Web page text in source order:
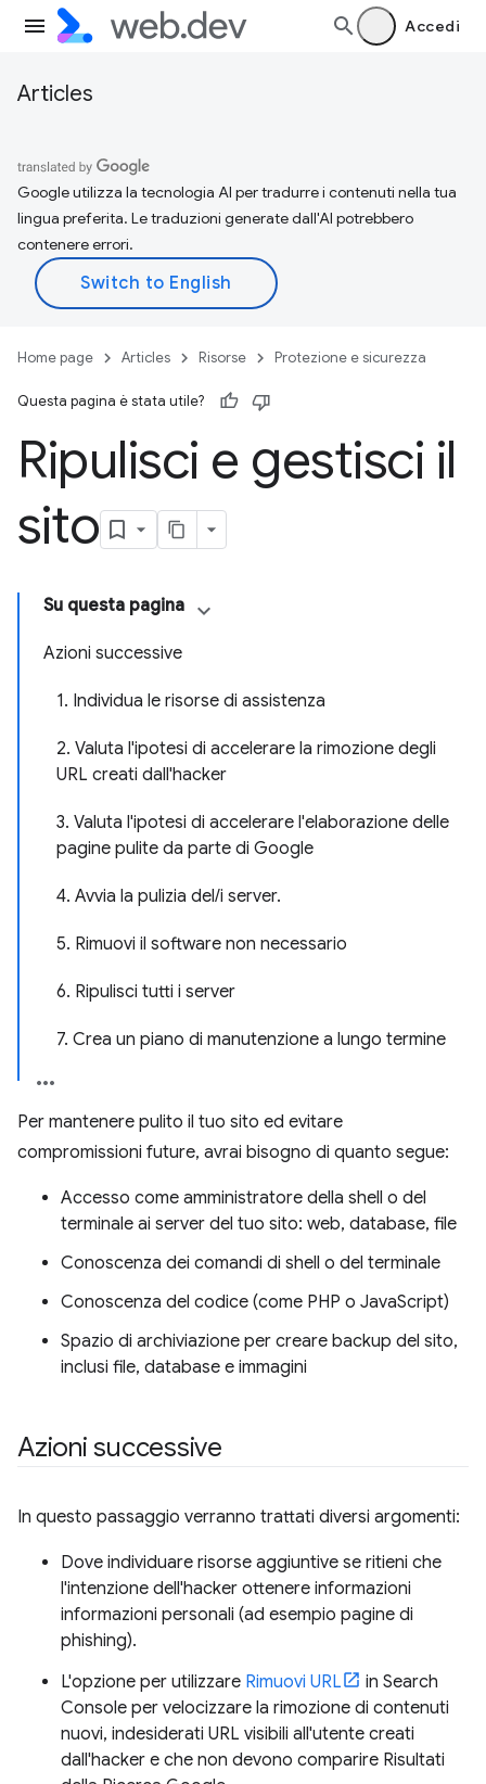
Accedi
Articles
Google utilizza la tecnologia AI per tradurre i contenuti nella tua
lingua preferita. Le traduzioni generate dall'AI potrebbero
contenere errori.
Home page Articles Risorse Protezione e sicurezza
Questa pagina è stata utile?
Ripulisci e gestisci il
sito
Su questa pagina
Azioni successive
1. Individua le risorse di assistenza
2. Valuta l'ipotesi di accelerare la rimozione degli
URL creati dall'hacker
3. Valuta l'ipotesi di accelerare l'elaborazione delle
pagine pulite da parte di Google
4. Avvia la pulizia del/i server.
5. Rimuovi il software non necessario
6. Ripulisci tutti i server
7. Crea un piano di manutenzione a lungo termine
Per mantenere pulito il tuo sito ed evitare
compromissioni future, avrai bisogno di quanto segue:
Accesso come amministratore della shell o del
terminale ai server del tuo sito: web, database, file
Conoscenza dei comandi di shell o del terminale
Conoscenza del codice (come PHP o JavaScript)
Spazio di archiviazione per creare backup del sito,
inclusi file, database e immagini
Azioni successive
In questo passaggio verranno trattati diversi argomenti:
Dove individuare risorse aggiuntive se ritieni che
l'intenzione dell'hacker ottenere informazioni
informazioni personali (ad esempio pagine di
phishing).
L'opzione per utilizzare Rimuovi URL
in Search
Console per velocizzare la rimozione di contenuti
nuovi, indesiderati URL visibili all'utente creati
dall'hacker e che non devono comparire Risultati